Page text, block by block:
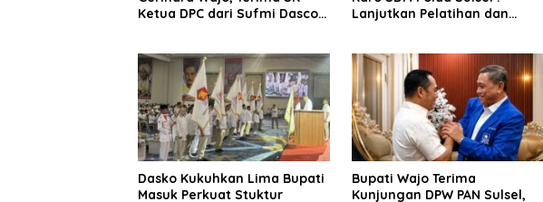
Ketua DPC dari Sufmi Dasco
Lanjutkan Pelatihan dan
Dasko Kukuhkan Lima Bupati
Masuk Perkuat Stuktur
Bupati Wajo Terima
Kunjungan DPW PAN Sulsel,